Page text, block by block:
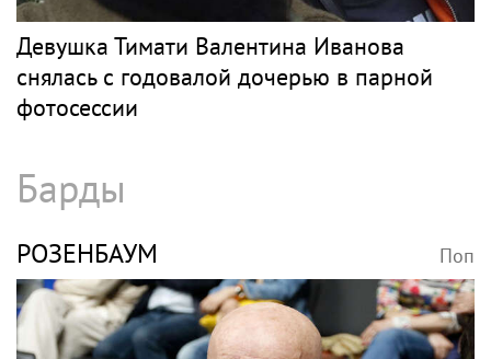
Девушка Тимати Валентина Иванова
снялась с годовалой дочерью в парной
фотосессии
Барды
РОЗЕНБАУМ Поп